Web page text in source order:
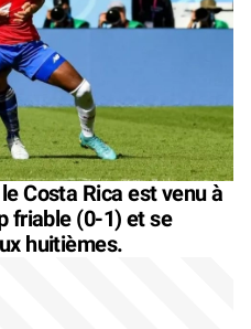
Costa Rica est venu à
friable (0-1) et se
huitièmes.